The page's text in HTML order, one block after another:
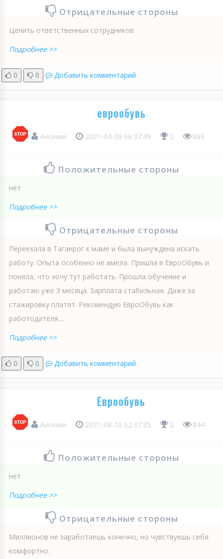
Отрицательные стороны
Ценить ответственных сотрудников
Подробнее >>
0 0 Добавить комментарий
еврообувь
Аноним 2021-04-09 06:37:49 2 869
Положительные стороны
нет
Подробнее >>
Отрицательные стороны
Переехала в Таганрог к маме и была вынуждена искать
работу. Опыта особенно не имела. Пришла в ЕвроОбувь и
поняла, что хочу тут работать. Прошла обучение и
работаю уже 3 месяца. Зарплата стабильная. Даже за
стажировку платят. Рекомендую ЕвроОбувь как
работодателя....
Подробнее >>
0 0 Добавить комментарий
Еврообувь
Аноним 2021-08-10 02:37:35 2 844
Положительные стороны
нет
Подробнее >>
Отрицательные стороны
Миллионов не заработаешь конечно, но чувствуешь себя
комфортно.